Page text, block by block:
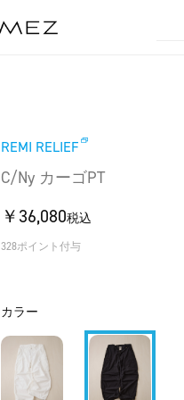
REMI RELIEF
C/Ny カーゴPT
￥36,080税込
328ポイント付与
カラー